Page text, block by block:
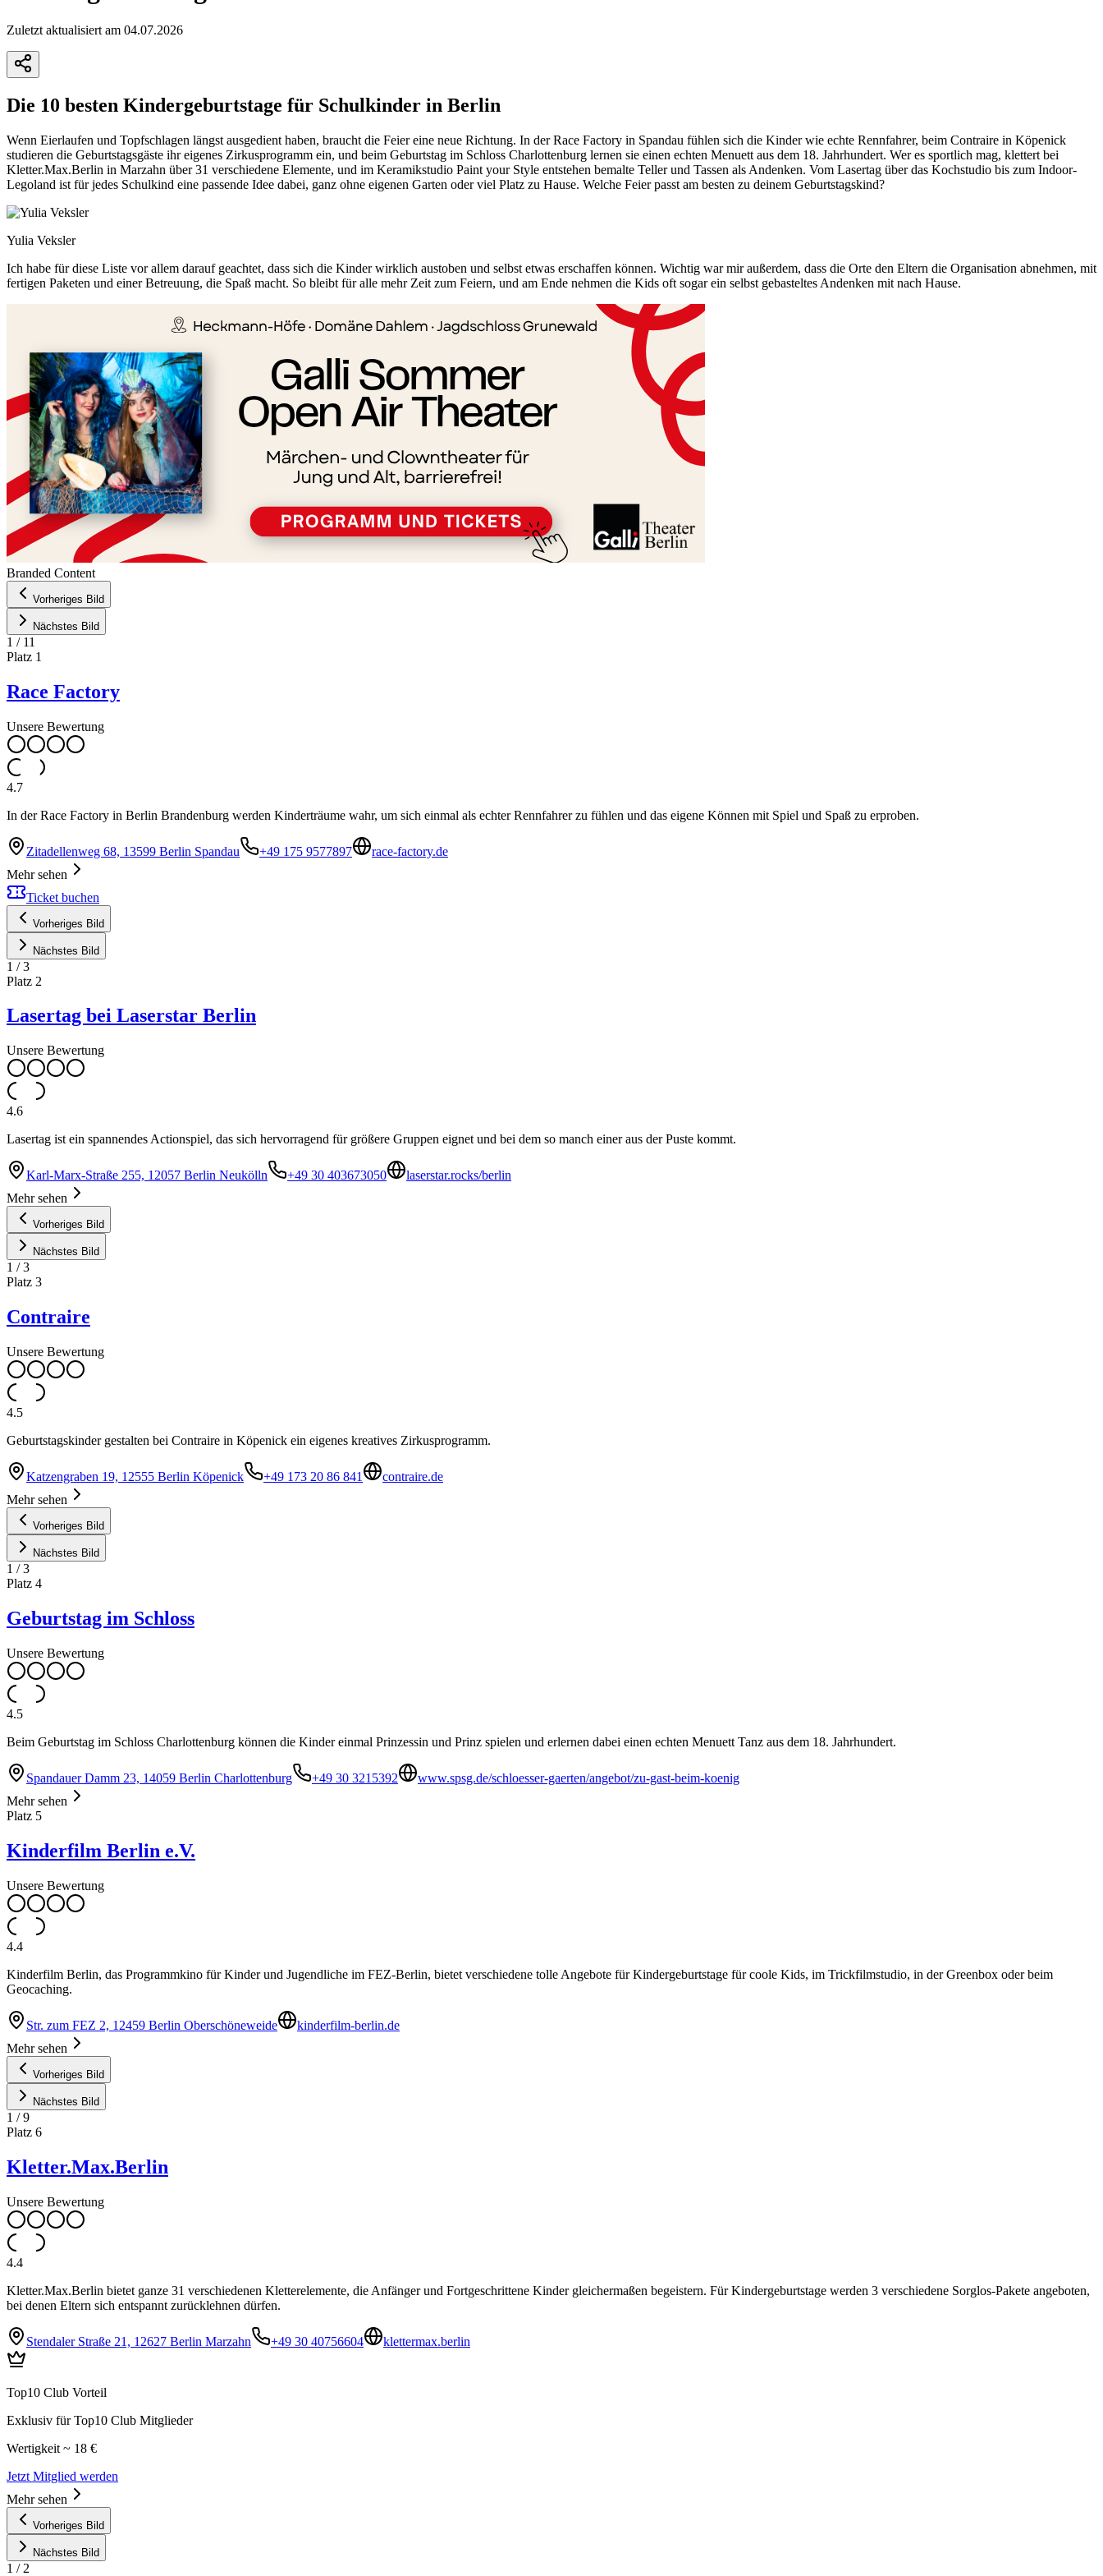
Zuletzt aktualisiert am 04.07.2026
Die 10 besten Kindergeburtstage für Schulkinder in Berlin
Wenn Eierlaufen und Topfschlagen längst ausgedient haben, braucht die Feier eine neue Richtung. In der Race Factory in Spandau fühlen sich die Kinder wie echte Rennfahrer, beim Contraire in Köpenick
studieren die Geburtstagsgäste ihr eigenes Zirkusprogramm ein, und beim Geburtstag im Schloss Charlottenburg lernen sie einen echten Menuett aus dem 18. Jahrhundert. Wer es sportlich mag, klettert bei
Kletter.Max.Berlin in Marzahn über 31 verschiedene Elemente, und im Keramikstudio Paint your Style entstehen bemalte Teller und Tassen als Andenken. Vom Lasertag über das Kochstudio bis zum Indoor-
Legoland ist für jedes Schulkind eine passende Idee dabei, ganz ohne eigenen Garten oder viel Platz zu Hause. Welche Feier passt am besten zu deinem Geburtstagskind?
Yulia Veksler
Ich habe für diese Liste vor allem darauf geachtet, dass sich die Kinder wirklich austoben und selbst etwas erschaffen können. Wichtig war mir außerdem, dass die Orte den Eltern die Organisation abnehmen, mit
fertigen Paketen und einer Betreuung, die Spaß macht. So bleibt für alle mehr Zeit zum Feiern, und am Ende nehmen die Kids oft sogar ein selbst gebasteltes Andenken mit nach Hause.
−
Branded Content
Vorheriges Bild
Nächstes Bild
1 / 11
Platz 1
Race Factory
Unsere Bewertung
4.7
In der Race Factory in Berlin Brandenburg werden Kinderträume wahr, um sich einmal als echter Rennfahrer zu fühlen und das eigene Können mit Spiel und Spaß zu erproben.
Zitadellenweg 68, 13599 Berlin Spandau +49 175 9577897
race-factory.de
Mehr sehen
Ticket buchen
Vorheriges Bild
Nächstes Bild
1 /3
Platz 2
Lasertag bei Laserstar Berlin
Unsere Bewertung
4.6
Lasertag ist ein spannendes Actionspiel, das sich hervorragend für größere Gruppen eignet und bei dem so manch einer aus der Puste kommt.
Karl-Marx-Straße 255, 12057 Berlin Neukölln +49 30 403673050
laserstar.rocks/berlin
Mehr sehen
Vorheriges Bild
Nächstes Bild
1 /3
Platz 3
Contraire
Unsere Bewertung
4.5
Geburtstagskinder gestalten bei Contraire in Köpenick ein eigenes kreatives Zirkusprogramm.
Katzengraben 19, 12555 Berlin Köpenick +49 173 20 86 841
contraire.de
Mehr sehen
Vorheriges Bild
Nächstes Bild
1 /3
Platz 4
Geburtstag im Schloss
Unsere Bewertung
4.5
Beim Geburtstag im Schloss Charlottenburg können die Kinder einmal Prinzessin und Prinz spielen und erlernen dabei einen echten Menuett Tanz aus dem 18. Jahrhundert.
Spandauer Damm 23, 14059 Berlin Charlottenburg +49 30 3215392
www.spsg.de/schloesser-gaerten/angebot/zu-gast-beim-koenig
Mehr sehen
Platz 5
Kinderfilm Berlin e.V.
Unsere Bewertung
4.4
Kinderfilm Berlin, das Programmkino für Kinder und Jugendliche im FEZ-Berlin, bietet verschiedene tolle Angebote für Kindergeburtstage für coole Kids, im Trickfilmstudio, in der Greenbox oder beim
Geocaching.
Str. zum FEZ 2, 12459 Berlin Oberschöneweide
kinderfilm-berlin.de
Mehr sehen
Vorheriges Bild
Nächstes Bild
1 /9
Platz 6
Kletter.Max.Berlin
Unsere Bewertung
4.4
Kletter.Max.Berlin bietet ganze 31 verschiedenen Kletterelemente, die Anfänger und Fortgeschrittene Kinder gleichermaßen begeistern. Für Kindergeburtstage werden 3 verschiedene Sorglos-Pakete angeboten,
bei denen Eltern sich entspannt zurücklehnen dürfen.
Stendaler Straße 21, 12627 Berlin Marzahn +49 30 40756604 klettermax.berlin
Top10 Club Vorteil
Exklusiv für Top10 Club Mitglieder
Wertigkeit ~ 18 €
Jetzt Mitglied werden
Mehr sehen
Vorheriges Bild
Nächstes Bild
1 / 2